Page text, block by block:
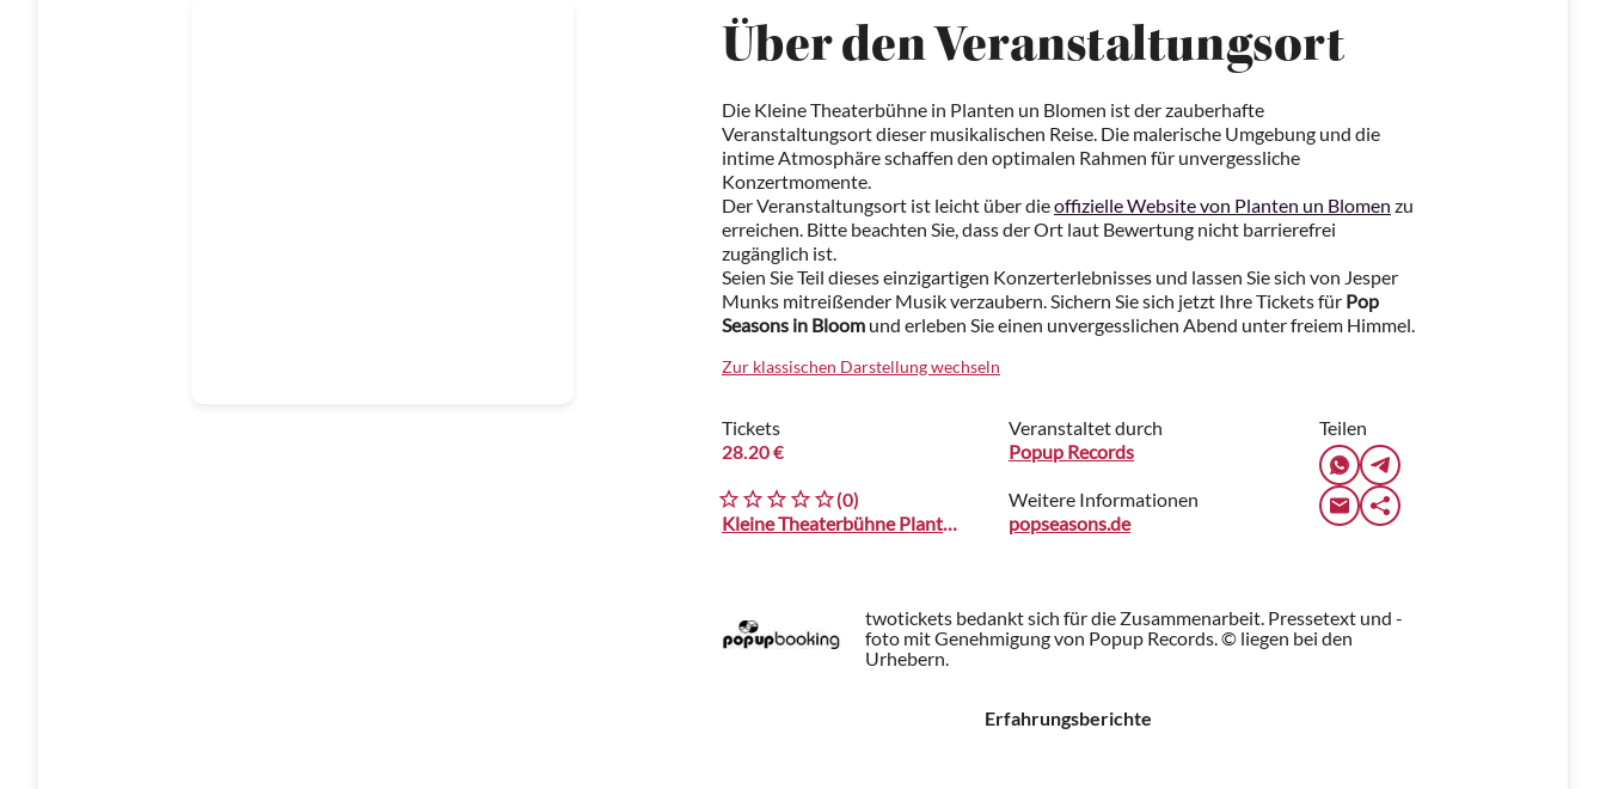
Über den Veranstaltungsort
Die Kleine Theaterbühne in Planten un Blomen ist der zauberhafte
Veranstaltungsort dieser musikalischen Reise. Die malerische Umgebung und die
intime Atmosphäre schaffen den optimalen Rahmen für unvergessliche
Konzertmomente.
Der Veranstaltungsort ist leicht über dieoffizielle Website von Planten un Blomen zu
erreichen. Bitte beachten Sie, dass der Ort laut Bewertung nicht barrierefrei
zugänglich ist.
Seien Sie Teil dieses einzigartigen Konzerterlebnisses und lassen Sie sich von Jesper
Munks mitreißender Musik verzaubern. Sichern Sie sich jetzt Ihre Tickets für Pop
Seasons in Bloom und erleben Sie einen unvergesslichen Abend unter freiem Himmel.
Zur klassischen Darstellung wechseln
Tickets
28.20 €
(0)
Kleine Theaterbühne Planten un Blomen
Veranstaltet durch
Popup Records
Weitere Informationen
popseasons.de
Teilen
twotickets bedankt sich für die Zusammenarbeit. Pressetext und -
foto mit Genehmigung von Popup Records. © liegen bei den
Urhebern.
Erfahrungsberichte